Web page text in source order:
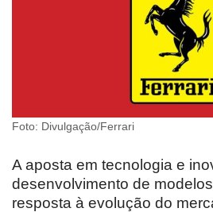
Foto: Divulgação/Ferrari
A aposta em tecnologia e
desenvolvimento de
resposta à evolução do